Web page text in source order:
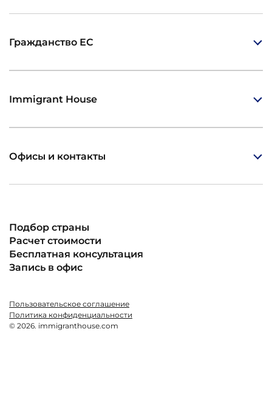
Гражданство ЕС
Immigrant House
Подбор страны
Расчет стоимости
Бесплатная консультация
Запись в офис
Пользовательское соглашение
Политика конфиденциальности
© 2026. immigranthouse.com
Офисы и контакты